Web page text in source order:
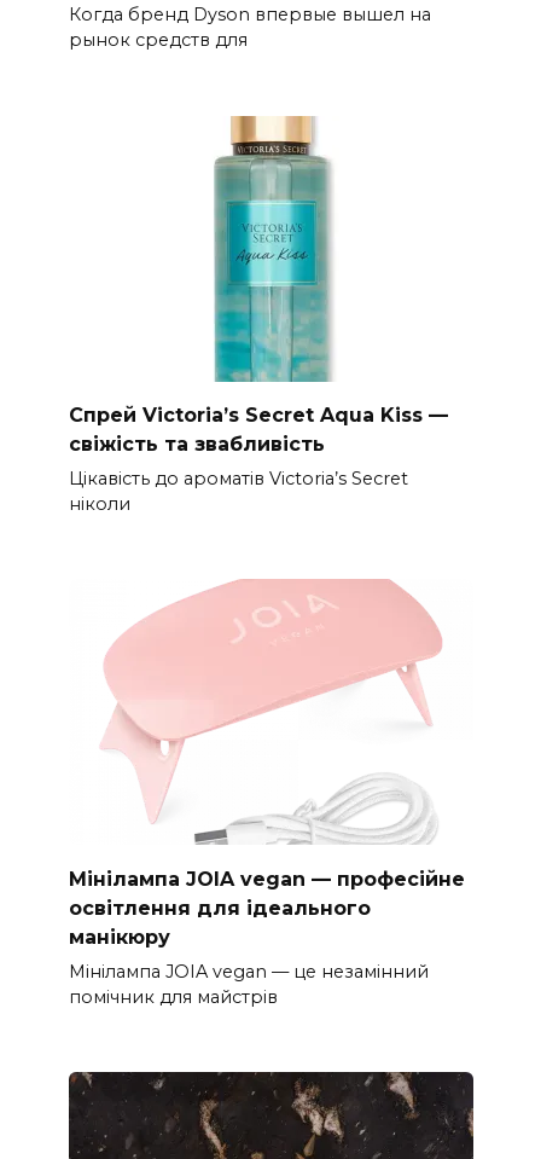
Когда бренд Dyson впервые вышел на
рынок средств для
Спрей Victoria’s Secret Aqua Kiss —
свіжість та звабливість
Цікавість до ароматів Victoria’s Secret
ніколи
Мінілампа JOIA vegan — професійне
освітлення для ідеального
манікюру
Мінілампа JOIA vegan — це незамінний
помічник для майстрів